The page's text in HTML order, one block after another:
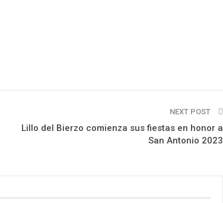
NEXT POST
Lillo del Bierzo comienza sus fiestas en honor a
San Antonio 2023